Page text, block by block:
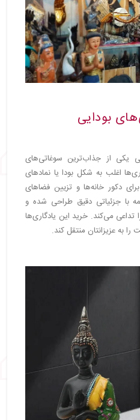
بودایی
یکی از جذاب‌ترین سوغاتی‌های
اغلب به شکل بودا یا نمادهای
دکور خانه‌ها و تزیین فضاهای
با جزئیاتی دقیق طراحی شده و
تداعی می‌کند. خرید این یادگاری‌ها
به عزیزانتان منتقل کند.